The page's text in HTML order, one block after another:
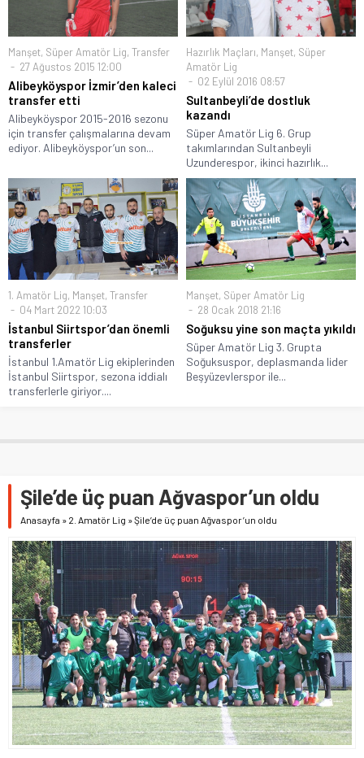
Manşet, Süper Amatör Lig, Transfer
27 Ağustos 2015 12:00
Alibeyköyspor İzmir’den kaleci
transfer etti
Alibeyköyspor 2015-2016 sezonu
için transfer çalışmalarına devam
ediyor. Alibeyköyspor’un son...
Hazırlık Maçları, Manşet, Süper
Amatör Lig
02 Eylül 2016 08:57
Sultanbeyli’de dostluk
kazandı
Süper Amatör Lig 6. Grup
takımlarından Sultanbeyli
Uzunderespor, ikinci hazırlık...
1. Amatör Lig, Manşet, Transfer
04 Mart 2022 10:03
İstanbul Siirtspor’dan önemli
transferler
İstanbul 1.Amatör Lig ekiplerinden
İstanbul Siirtspor, sezona iddialı
transferlerle giriyor....
Manşet, Süper Amatör Lig
28 Ocak 2018 21:16
Soğuksu yine son maçta yıkıldı
Süper Amatör Lig 3. Grupta
Soğuksuspor, deplasmanda lider
Beşyüzevlerspor ile...
Şile’de üç puan Ağvaspor’un oldu
Anasayfa » 2. Amatör Lig »Şile’de üç puan Ağvaspor’un oldu